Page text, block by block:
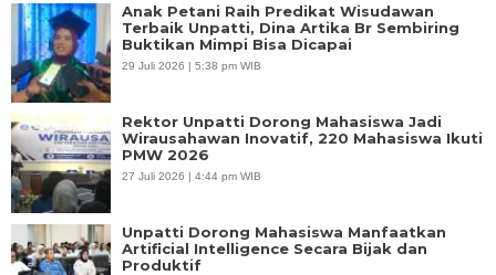
Anak Petani Raih Predikat Wisudawan
Terbaik Unpatti, Dina Artika Br Sembiring
Buktikan Mimpi Bisa Dicapai
29 Juli 2026 | 5:38 pm WIB
Rektor Unpatti Dorong Mahasiswa Jadi
Wirausahawan Inovatif, 220 Mahasiswa Ikuti
PMW 2026
27 Juli 2026 | 4:44 pm WIB
Unpatti Dorong Mahasiswa Manfaatkan
Artificial Intelligence Secara Bijak dan
Produktif